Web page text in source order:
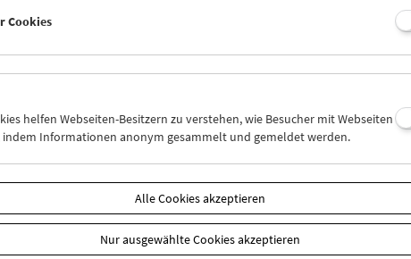
Mi 6.5.
Cookies
helfen Webseiten-Besitzern zu verstehen, wie Besucher mit Webseiten
indem Informationen anonym gesammelt und gemeldet werden.
Alle Cookies akzeptieren
Nur ausgewählte Cookies akzeptieren